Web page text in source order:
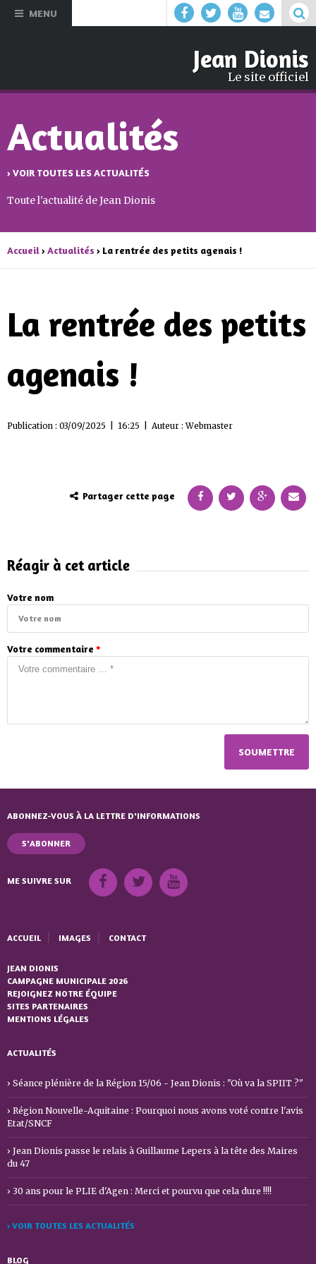
MENU
Jean Dionis
Le site officiel
Actualités
› VOIR TOUTES LES ACTUALITÉS
Toute l'actualité de Jean Dionis
Accueil›Actualités › La rentrée des petits agenais !
La rentrée des petits
agenais !
Publication : 03/09/2025 | 16:25 | Auteur :Webmaster
Partager cette page
Réagir à cet article
Votre nom
Votre commentaire *
ABONNEZ-VOUS À LA LETTRE D'INFORMATIONS
S'ABONNER
ME SUIVRE SUR
ACCUEIL IMAGES CONTACT
JEAN DIONIS
CAMPAGNE MUNICIPALE 2026
REJOIGNEZ NOTRE ÉQUIPE
SITES PARTENAIRES
MENTIONS LÉGALES
ACTUALITÉS
Séance plénière de la Région 15/06 - Jean Dionis : "Où va la SPIIT ?"
Région Nouvelle-Aquitaine : Pourquoi nous avons voté contre l'avis
Etat/SNCF
Jean Dionis passe le relais à Guillaume Lepers à la tête des Maires
du 47
30 ans pour le PLIE d'Agen : Merci et pourvu que cela dure !!!!
› VOIR TOUTES LES ACTUALITÉS
BLOG